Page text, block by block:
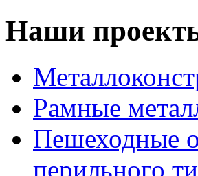
Наши
Рамные
Пешеходные
перильного